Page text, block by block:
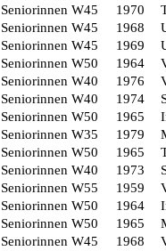
Seniorinnen W45 1970
Seniorinnen W45 1968
Seniorinnen W45 1969
Seniorinnen W50 1964
Seniorinnen W40 1976
Seniorinnen W40 1974
Seniorinnen W50 1965
Seniorinnen W35 1979
Seniorinnen W50 1965
Seniorinnen W40 1973
Seniorinnen W55 1959
Seniorinnen W50 1964
Seniorinnen W50 1965
Seniorinnen W45 1968